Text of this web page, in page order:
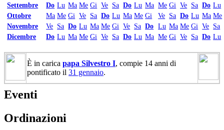
Settembre
Do Lu Ma Me Gi Ve Sa Do Lu Ma Me Gi Ve Sa Do Lu
Ottobre
Ma Me Gi Ve Sa Do Lu Ma Me Gi Ve Sa Do Lu Ma Me
Novembre
Ve Sa Do Lu Ma Me Gi Ve Sa Do Lu Ma Me Gi Ve Sa
Dicembre
Do Lu Ma Me Gi Ve Sa Do Lu Ma Me Gi Ve Sa Do Lu
È in carica papa Silvestro I, compie 14 anni di
pontificato il 31 gennaio.
Eventi
Ordinazioni